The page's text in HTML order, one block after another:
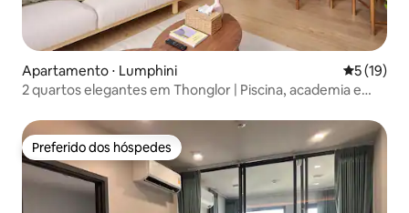
Apartamento ⋅ Lumphini 5 de uma
5 (19)
2 quartos elegantes em Thonglor | Piscina, academia e
Preferido dos hóspedes
Preferido dos hóspedes